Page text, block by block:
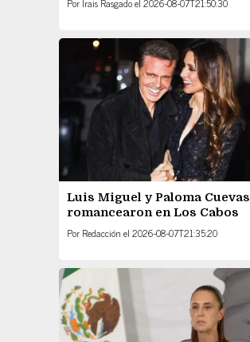
Luis Miguel y Paloma Cuevas
romancearon en Los Cabos
Por Redacción el 2026-08-07T21:35:20